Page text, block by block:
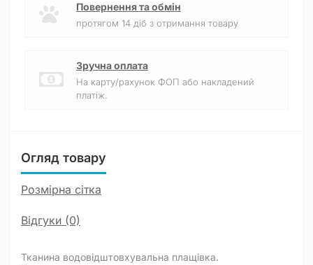
Повернення та обмін
протягом 14 діб з отримання товару
Зручна оплата
На карту/рахунок ФОП або накладений
платіж.
Огляд товару
Розмірна сітка
Відгуки (0)
Тканина водовідштовхувальна плащівка.